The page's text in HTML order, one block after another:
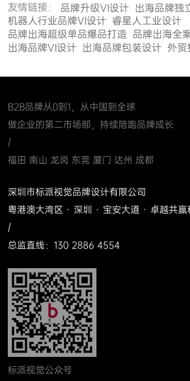
友情链接： 品牌升级VI设计 出海品牌独
机器人行业品牌VI设计 睿星人工业设计
品牌出海超级单品爆品打造 品牌出海全
出海品牌VI设计 出海品牌包装设计 外贸
B2B品牌从0到1，从中国到全球
做企业的第二市场部，持续陪跑品牌成长
/
福田 南山 龙岗 东莞 厦门 达州 成都
深圳市标派视觉品牌设计有限公司
粤港澳大湾区 · 深圳 · 宝安大道 · 卓越共赢
/
总监直线：130 2886 4554
标派视觉公众号